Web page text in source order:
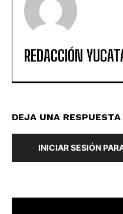
REDACCIÓN
DEJA UNA RESPUESTA
INICIAR SESIÓN